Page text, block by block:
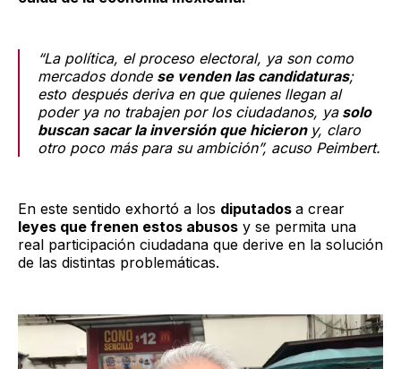
“La política, el proceso electoral, ya son como
mercados donde se venden las candidaturas;
esto después deriva en que quienes llegan al
poder ya no trabajen por los ciudadanos, yasolo
buscan sacar la inversión que hicieron y, claro
otro poco más para su ambición”, acuso Peimbert.
En este sentido exhortó a los diputados a crear
leyes que frenen estos abusos y se permita una
real participación ciudadana que derive en la solución
de las distintas problemáticas.